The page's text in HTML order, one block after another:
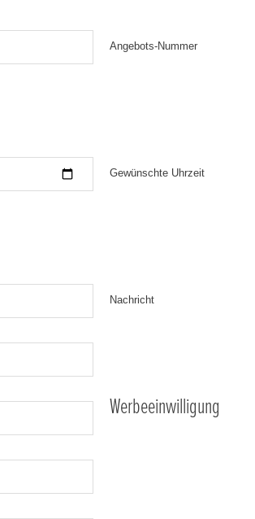
Angebots-Nummer
Gewünschte Uhrzeit
Nachricht
Werbeeinwilligung